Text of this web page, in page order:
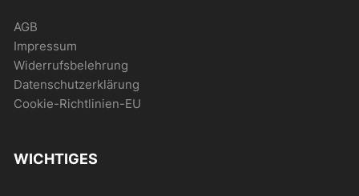
AGB
Impressum
Widerrufsbelehrung
Datenschutzerklärung
Cookie-Richtlinien-EU
WICHTIGES